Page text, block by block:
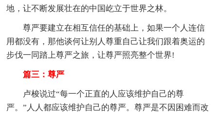
地，让不断发展壮在的中国屹立于世界之林。
尊严要建立在相互信任的基础上，如果一个人连信
用都没有，那他谈何让别人尊重自己让我们跟着奥运的
步伐一同踏上尊严之旅，让尊严照亮整个世界!
篇三：尊严
卢梭说过“每一个正直的人应该维护自己的尊
严。”人人都应该维护自己的尊严。尊严是不因困难而改